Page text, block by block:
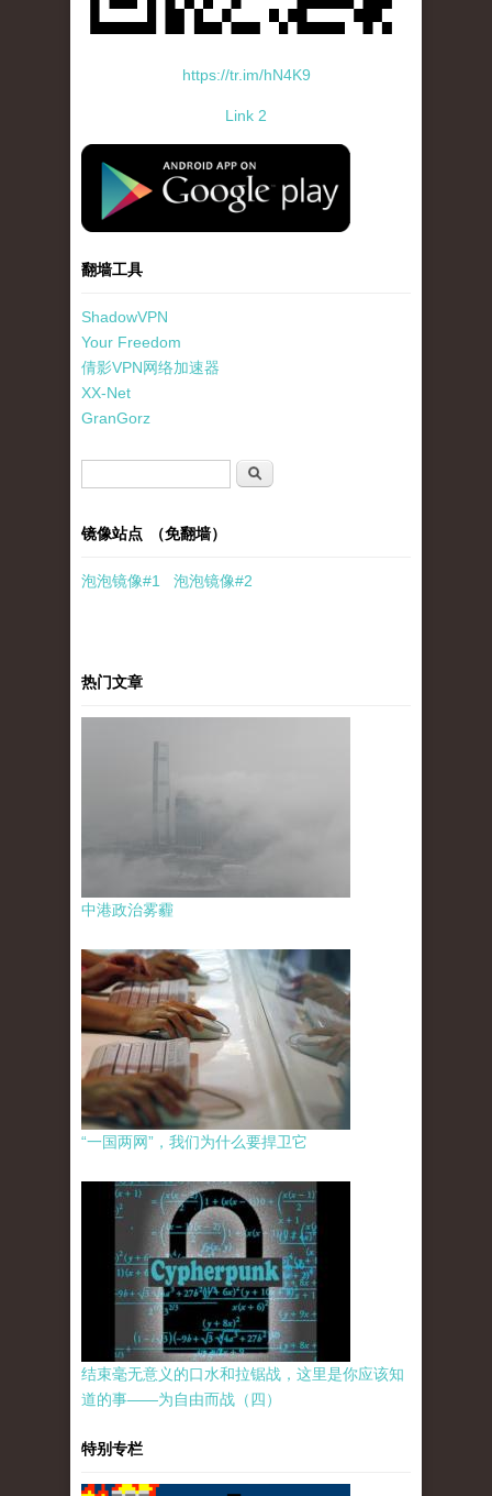
https://tr.im/hN4K9
Link 2
standard-icon-googleplay-app-store.png
翻墙工具
ShadowVPN
Your Freedom
倩影VPN网络加速器
XX-Net
GranGorz
搜索
镜像站点 （免翻墙）
泡泡镜像#1 泡泡镜像#2
热门文章
中港政治雾霾
“一国两网”，我们为什么要捍卫它
结束毫无意义的口水和拉锯战，这里是你应该知
道的事——为自由而战（四）
特别专栏